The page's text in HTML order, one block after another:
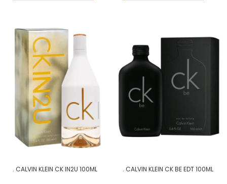
. CALVIN KLEIN CK IN2U 100ML . CALVIN KLEIN CK BE EDT 100ML